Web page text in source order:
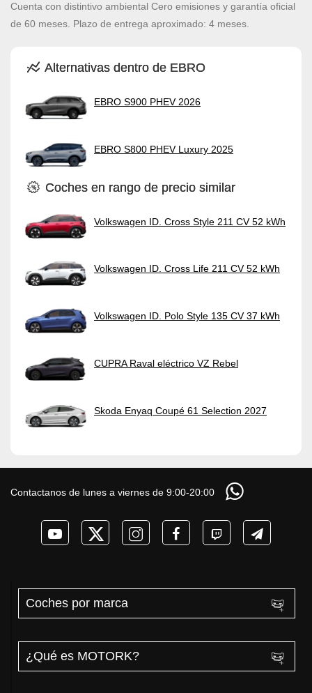
Cuenta con distintivo ambiental Cero emisiones y garantía oficial
de 60 meses. Plazo de entrega aproximado: 4 meses.
Alternativas dentro de EBRO
EBRO S900 PHEV 2026
EBRO S800 PHEV Luxury 2025
Coches en rango de precio similar
Volkswagen ID. Cross Style 211 CV 52 kWh
Volkswagen ID. Cross Life 211 CV 52 kWh
Volkswagen ID. Polo Style 135 CV 37 kWh
CUPRA Raval eléctrico VZ Rebel
Skoda Enyaq Coupé 61 Selection 2027
Contactanos de lunes a viernes de 9:00-20:00
Coches por marca
¿Qué es MOTORK?